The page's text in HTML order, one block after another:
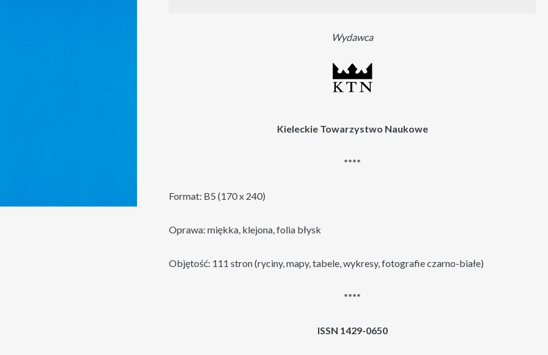
Wydawca
Kieleckie Towarzystwo Naukowe
****
Format: B5 (170 x 240)
Oprawa: miękka, klejona, folia błysk
Objętość: 111 stron (ryciny, mapy, tabele, wykresy, fotografie czarno-białe)
****
ISSN 1429-0650